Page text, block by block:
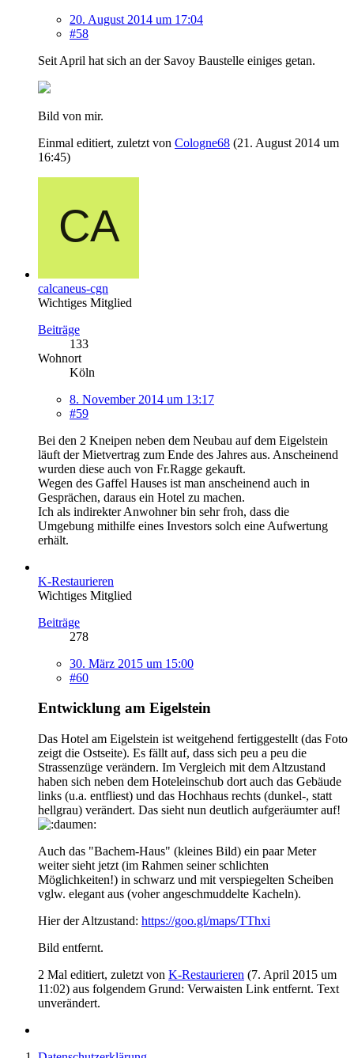
20. August 2014 um 17:04
#58
Seit April hat sich an der Savoy Baustelle einiges getan.
Bild von mir.
Einmal editiert, zuletzt von Cologne68 (21. August 2014 um
16:45)
calcaneus-cgn
Wichtiges Mitglied
Beiträge
133
Wohnort
Köln
8. November 2014 um 13:17
#59
Bei den 2 Kneipen neben dem Neubau auf dem Eigelstein
läuft der Mietvertrag zum Ende des Jahres aus. Anscheinend
wurden diese auch von Fr.Ragge gekauft.
Wegen des Gaffel Hauses ist man anscheinend auch in
Gesprächen, daraus ein Hotel zu machen.
Ich als indirekter Anwohner bin sehr froh, dass die
Umgebung mithilfe eines Investors solch eine Aufwertung
erhält.
K-Restaurieren
Wichtiges Mitglied
Beiträge
278
30. März 2015 um 15:00
#60
Entwicklung am Eigelstein
Das Hotel am Eigelstein ist weitgehend fertiggestellt (das Foto
zeigt die Ostseite). Es fällt auf, dass sich peu a peu die
Strassenzüge verändern. Im Vergleich mit dem Altzustand
haben sich neben dem Hoteleinschub dort auch das Gebäude
links (u.a. entfliest) und das Hochhaus rechts (dunkel-, statt
hellgrau) verändert. Das sieht nun deutlich aufgeräumter auf!
Auch das "Bachem-Haus" (kleines Bild) ein paar Meter
weiter sieht jetzt (im Rahmen seiner schlichten
Möglichkeiten!) in schwarz und mit verspiegelten Scheiben
vglw. elegant aus (voher angeschmuddelte Kacheln).
Hier der Altzustand: https://goo.gl/maps/TThxi
Bild entfernt.
2 Mal editiert, zuletzt von K-Restaurieren (7. April 2015 um
11:02) aus folgendem Grund: Verwaisten Link entfernt. Text
unverändert.